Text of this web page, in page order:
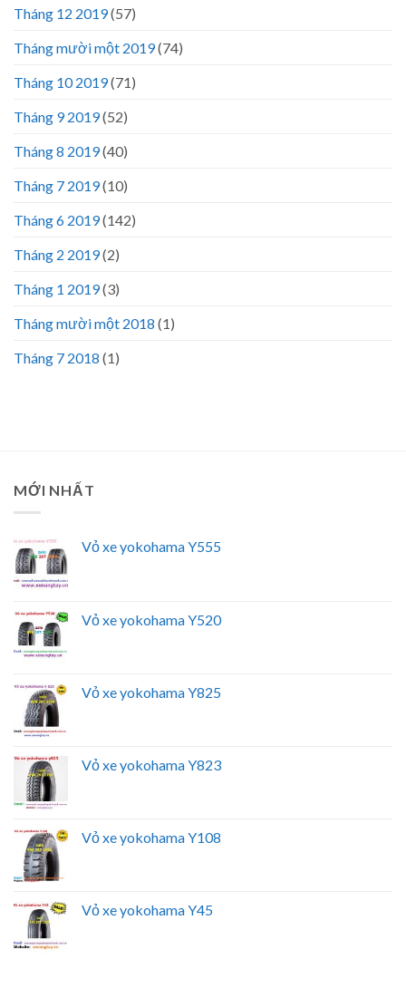
Tháng 12 2019(57)
Tháng mười một 2019(74)
Tháng 10 2019(71)
Tháng 9 2019(52)
Tháng 8 2019(40)
Tháng 7 2019(10)
Tháng 6 2019(142)
Tháng 2 2019(2)
Tháng 1 2019(3)
Tháng mười một 2018 (1)
Tháng 7 2018 (1)
MỚI NHẤT
Vỏ xe yokohama Y555
Vỏ xe yokohama Y520
Vỏ xe yokohama Y825
Vỏ xe yokohama Y823
Vỏ xe yokohama Y108
Vỏ xe yokohama Y45